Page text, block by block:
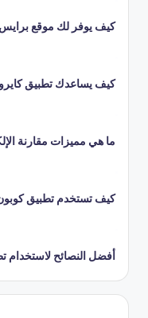
كيف يوفر لك موقع
كيف يساعدك تطبيق
ما هي مميزات مقارنة
كيف تستخدم تطبيق كوبون
أفضل النصائح لاستخدام